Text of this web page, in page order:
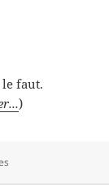
faut.
)